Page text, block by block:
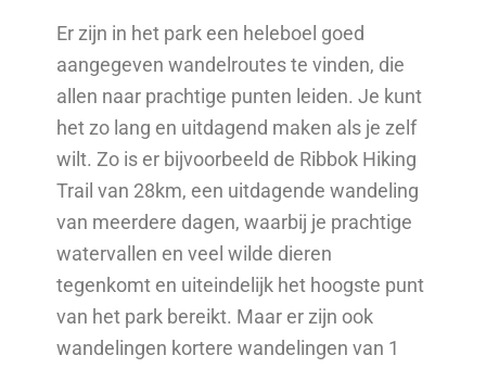
Er zijn in het park een heleboel goed
aangegeven wandelroutes te vinden, die
allen naar prachtige punten leiden. Je kunt
het zo lang en uitdagend maken als je zelf
wilt. Zo is er bijvoorbeeld de Ribbok Hiking
Trail van 28km, een uitdagende wandeling
van meerdere dagen, waarbij je prachtige
watervallen en veel wilde dieren
tegenkomt en uiteindelijk het hoogste punt
van het park bereikt. Maar er zijn ook
wandelingen kortere wandelingen van 1